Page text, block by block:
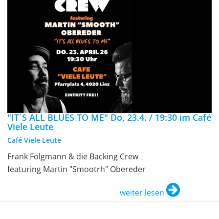
"IT´S ALL BLUES TO ME" Do, 23.4. / 19:30 im Café
Viele Leute
Café Viele Leute
Frank Folgmann & die Backing Crew
featuring Martin "Smootrh" Obereder
weiter lesen